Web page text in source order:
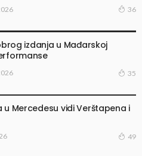
36
izdanja u Mađarskoj
35
Mercedesu vidi Verštapena i
49